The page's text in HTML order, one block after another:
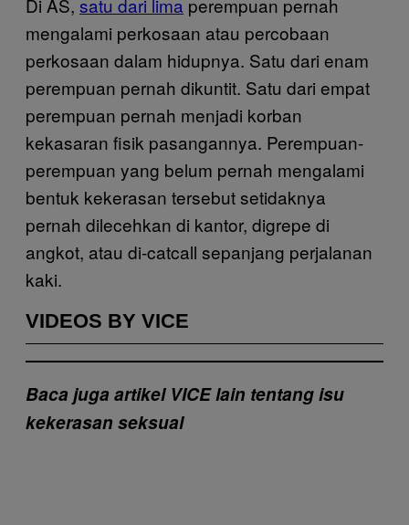
mengalami perkosaan atau percobaan
perkosaan dalam hidupnya. Satu dari enam
perempuan pernah dikuntit. Satu dari empat
perempuan pernah menjadi korban
kekasaran fisik pasangannya. Perempuan-
perempuan yang belum pernah mengalami
bentuk kekerasan tersebut setidaknya
pernah dilecehkan di kantor, digrepe di
angkot, atau di-catcall sepanjang perjalanan
kaki.
VIDEOS BY VICE
Baca juga artikel VICE lain tentang isu
kekerasan seksual